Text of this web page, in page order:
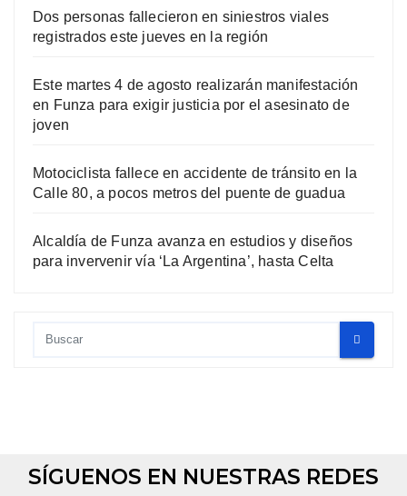
Dos personas fallecieron en siniestros viales
registrados este jueves en la región
Este martes 4 de agosto realizarán manifestación
en Funza para exigir justicia por el asesinato de
joven
Motociclista fallece en accidente de tránsito en la
Calle 80, a pocos metros del puente de guadua
Alcaldía de Funza avanza en estudios y diseños
para invervenir vía ‘La Argentina’, hasta Celta
SÍGUENOS EN NUESTRAS REDES